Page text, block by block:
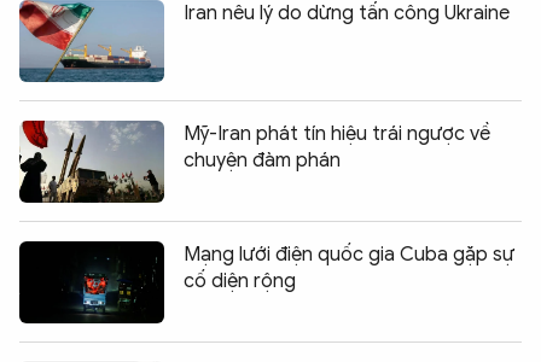
Iran nêu lý do dừng tấn công Ukraine
Mỹ-Iran phát tín hiệu trái ngược về
chuyện đàm phán
Mạng lưới điện quốc gia Cuba gặp sự
cố diện rộng